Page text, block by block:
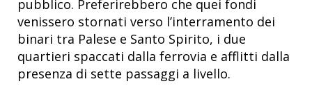
pubblico. Preferirebbero che quei fondi
venissero stornati verso l’interramento dei
binari tra Palese e Santo Spirito, i due
quartieri spaccati dalla ferrovia e afflitti dalla
presenza di sette passaggi a livello.